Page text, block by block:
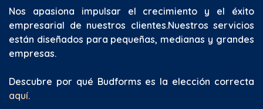
Nos apasiona impulsar el crecimiento y el éxito
empresarial de nuestros clientes.Nuestros servicios
están diseñados para pequeñas, medianas y grandes
empresas.
Descubre por qué Budforms es la elección correcta
aquí.